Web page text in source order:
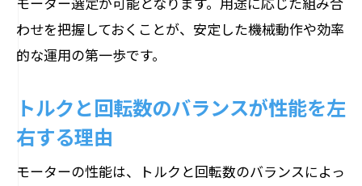
わせを把握しておくことが、安定した機械動作や効率
的な運用の第一歩です。
トルクと回転数のバランスが性能を左
右する理由
モーターの性能は、トルクと回転数のバランスによっ